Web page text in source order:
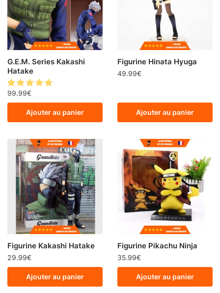
G.E.M. Series Kakashi
Hatake
99.99€
Ajouter au panier
Figurine Hinata Hyuga
49.99€
Ajouter au panier
Figurine Kakashi Hatake
29.99€
Ajouter au panier
Figurine Pikachu Ninja
35.99€
Ajouter au panier